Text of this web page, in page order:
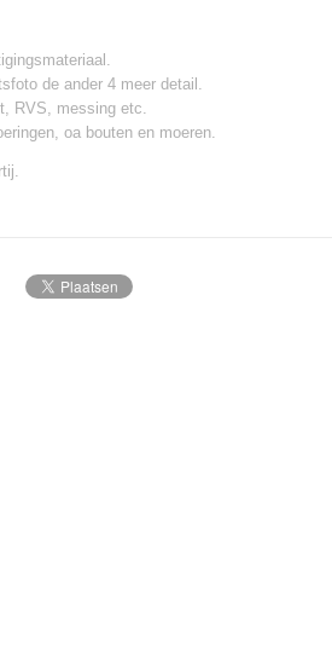
de ander 4 meer detail.
RVS, messing etc.
oa bouten en moeren.